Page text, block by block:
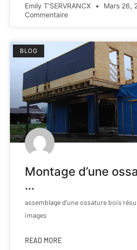
Emily T'SERVRANCX Mars 26,
Commentaire
BLOG
Montage d’une
…
assemblage d’une ossature bois
images
READ MORE